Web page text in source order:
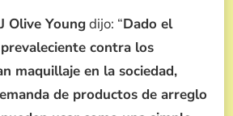
Olive Youngdijo: “Dado el
contra los
maquillaje en la sociedad,
de productos de arreglo